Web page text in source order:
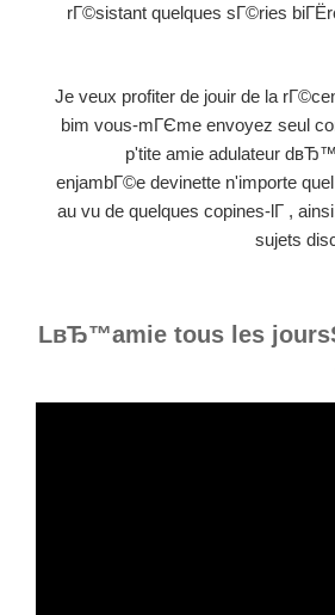
rГ©sistant quelques sГ©ries
Je veux profiter de jouir de la
bim vous-mГЄme envoyez seul
p'tite amie adulateur
enjambГ©e devinette n'importe
au vu de quelques copines-lГ ,
sujets
LвЂ™amie tous les